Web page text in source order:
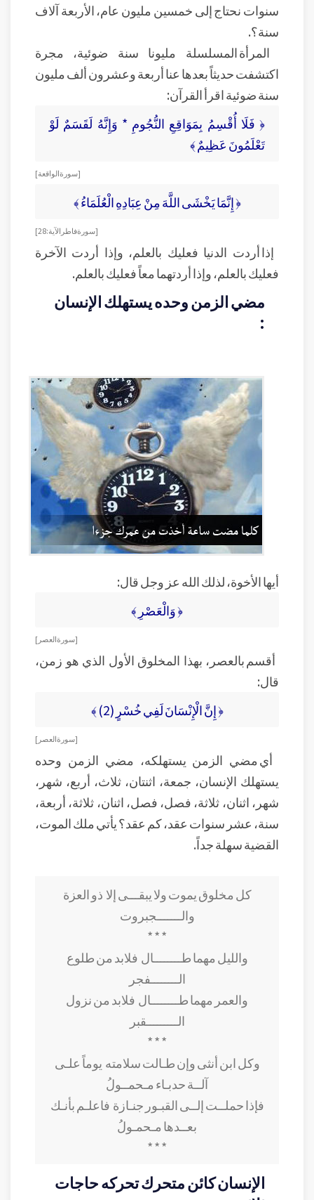
سنوات نحتاج إلى خمسين مليون عام، الأربعة آلاف
سنة؟.
المرأة المسلسلة مليونا سنة ضوئية، مجرة
اكتشفت حديثاً بعدها عنا أربعة وعشرون ألف مليون
سنة ضوئية اقرأ القرآن:
﴿ فَلَا أُقْسِمُ بِمَوَاقِعِ النُّجُومِ * وَإِنَّهُ لَقَسَمٌ لَوْ
تَعْلَمُونَ عَظِيمٌ ﴾
[ سورة الواقعة]
﴿ إِنَّمَا يَخْشَى اللَّهَ مِنْ عِبَادِهِ الْعُلَمَاءُ ﴾
[ سورة فاطر الآية: 28]
إذا أردت الدنيا فعليك بالعلم، وإذا أردت الآخرة
فعليك بالعلم، وإذا أردتهما معاً فعليك بالعلم.
مضي الزمن وحده يستهلك الإنسان
:
أيها الأخوة، لذلك الله عز وجل قال:
﴿ وَالْعَصْرِ ﴾
[ سورة العصر]
أقسم بالعصر، بهذا المخلوق الأول الذي هو زمن،
قال:
﴿ إِنَّ الْإِنْسَانَ لَفِي خُسْرٍ (2) ﴾
[ سورة العصر]
أي مضي الزمن يستهلكه، مضي الزمن وحده
يستهلك الإنسان، جمعة، اثنتان، ثلاث، أربع، شهر،
شهر، اثنان، ثلاثة، فصل، فصل، اثنان، ثلاثة، أربعة،
سنة، عشر سنوات عقد، كم عقد؟ يأتي ملك الموت،
القضية سهلة جداً.
كل مخلوق يموت ولا يبقـــى إلا ذو العزة
والـــــــجبروت
* * *
والليل مهما طــــــــال فلابد من طلوع
الــــــــفجر
والعمر مهما طــــــــال فلابد من نزول
الـــــــــقبر
* * *
وكل ابن أنثى وإن طـالت سلامته يوماً علـى
آلــة حدبـاء مـحمــولُ
فإذا حملــت إلــى القبـور جنـازة فاعلـم بأنـك
بعــدها مـحمـولُ
* * *
الإنسان كائن متحرك تحركه حاجات